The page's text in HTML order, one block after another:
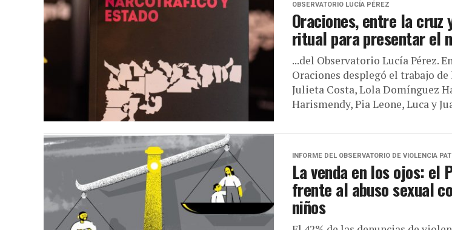
OBSERVATORIO LUCÍA PÉREZ
Oraciones, entre la cruz
ritual para presentar el
...del Observatorio Lucía Pérez.
Oraciones desplegó el trabajo
Julieta Costa, Lola Domínguez
Harismendy, Pia Leone, Luca y
INFORME DEL OBSERVATORIO DE VIOLENCIA
La venda en los ojos: el
frente al abuso sexual
niños